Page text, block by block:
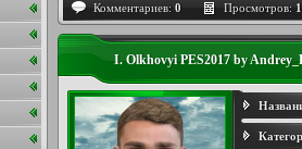
Комментариев: 0 Просмотров:
I. Olkhovyi PES2017 by